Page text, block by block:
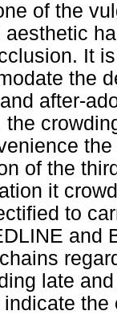
of the
It
the
after-
the
of the
it
to
and
late
the